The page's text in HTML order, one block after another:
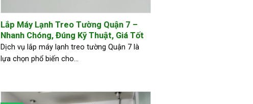
Lắp Máy Lạnh Treo Tường Quận 7 –
Nhanh Chóng, Đúng Kỹ Thuật, Giá Tốt
Dịch vụ lắp máy lạnh treo tường Quận 7 là
lựa chọn phổ biến cho...